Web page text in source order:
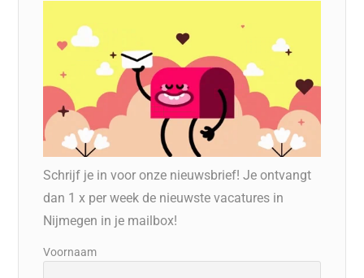
Schrijf je in voor onze nieuwsbrief! Je ontvangt
dan 1 x per week de nieuwste vacatures in
Nijmegen in je mailbox!
Voornaam